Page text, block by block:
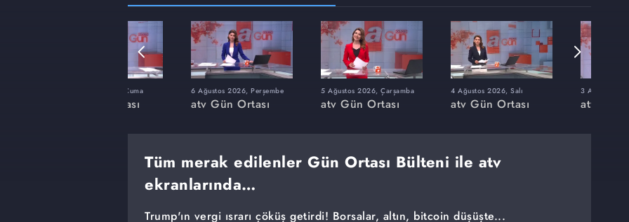
17 Temmuz 2026, Cuma
atv Gün Ortası
6 Ağustos 2026, Perşembe
atv Gün Ortası
5 Ağustos 2026, Çarşamba
atv Gün Ortası
4 Ağustos 2026, Salı
atv Gün Ortası
3 Ağustos
atv Gün
Tüm merak edilenler Gün Ortası Bülteni ile atv
ekranlarında…
Trump'ın vergi ısrarı çöküş getirdi! Borsalar, altın, bitcoin düşüşte...